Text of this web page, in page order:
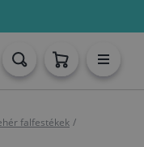
falfestékek /